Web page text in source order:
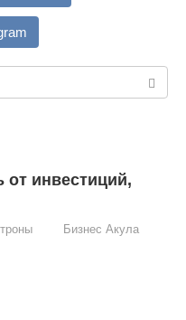
инвестиций,
Бизнес Акула